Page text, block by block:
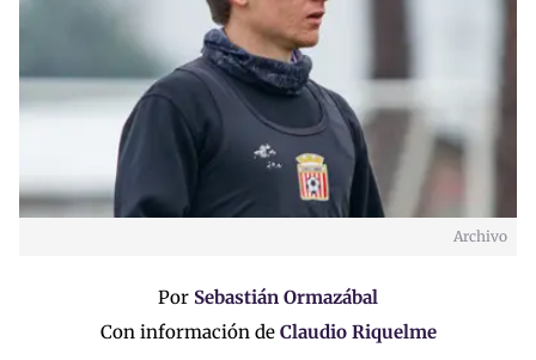
Archivo
Por Sebastián Ormazábal
Con información de Claudio Riquelme